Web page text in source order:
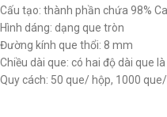
Cấu tạo: thành phần chứa 98%
Hình dáng: dạng que tròn
Đường kính que thổi: 8 mm
Chiều dài que: có hai độ dài que
Quy cách: 50 que/ hộp, 1000